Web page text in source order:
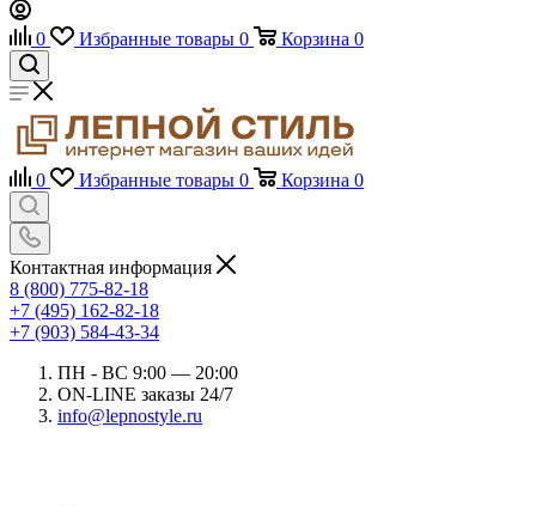
0 Избранные товары 0 Корзина 0
0 Избранные товары 0 Корзина 0
Контактная информация
8 (800) 775-82-18
+7 (495) 162-82-18
+7 (903) 584-43-34
ПН - ВС 9:00 — 20:00
ON-LINE заказы 24/7
info@lepnostyle.ru